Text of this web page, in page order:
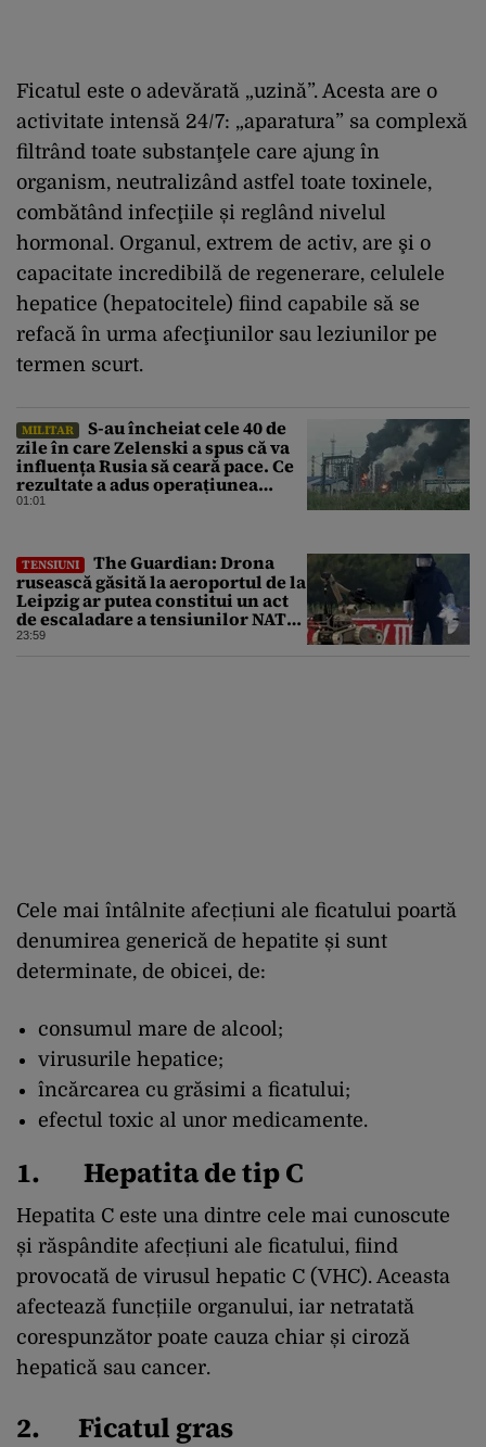
Ficatul este o adevărată „uzină”. Acesta are o
activitate intensă 24/7: „aparatura” sa complexă
filtrând toate substanţele care ajung în
organism, neutralizând astfel toate toxinele,
combătând infecţiile și reglând nivelul
hormonal. Organul, extrem de activ, are şi o
capacitate incredibilă de regenerare, celulele
hepatice (hepatocitele) fiind capabile să se
refacă în urma afecţiunilor sau leziunilor pe
termen scurt.
MILITAR
S-au încheiat cele 40 de
zile în care Zelenski a spus că va
influența Rusia să ceară pace. Ce
rezultate a adus operațiunea
Kievului
01:01
TENSIUNI
The Guardian: Drona
rusească găsită la aeroportul de la
Leipzig ar putea constitui un act
de escaladare a tensiunilor NATO-
Rusia
23:59
Cele mai întâlnite afecțiuni ale ficatului poartă
denumirea generică de hepatite și sunt
determinate, de obicei, de:
consumul mare de alcool;
virusurile hepatice;
încărcarea cu grăsimi a ficatului;
efectul toxic al unor medicamente.
1. Hepatita de tip C
Hepatita C este una dintre cele mai cunoscute
și răspândite afecțiuni ale ficatului, fiind
provocată de virusul hepatic C (VHC). Aceasta
afectează funcțiile organului, iar netratată
corespunzător poate cauza chiar și ciroză
hepatică sau cancer.
2. Ficatul gras